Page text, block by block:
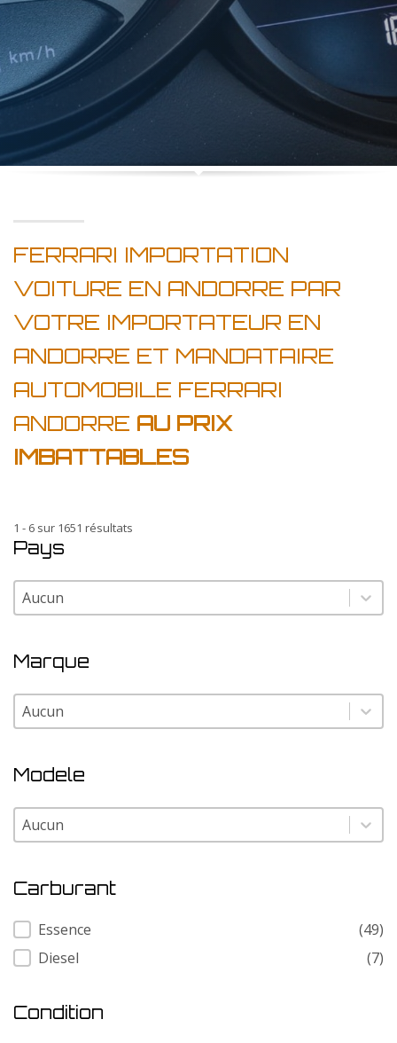
FERRARI IMPORTATION
VOITURE EN ANDORRE PAR
VOTRE IMPORTATEUR EN
ANDORRE ET MANDATAIRE
AUTOMOBILE FERRARI
ANDORRE AU PRIX
IMBATTABLES
1 - 6 sur 1651 résultats
Pays
Pays
Pays
Marque
Marque
Marque
Modele
Modele
Modele
Carburant
Carburant
Essence
(49)
Diesel
(7)
Condition